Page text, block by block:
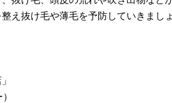
え抜け毛や薄毛を予防していきましょ